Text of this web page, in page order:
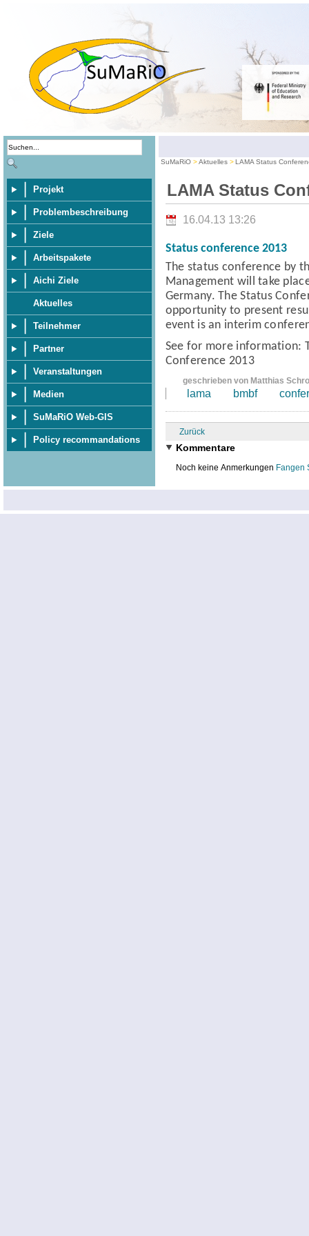
Projekt
Problembeschreibung
Ziele
Arbeitspakete
Aichi Ziele
Aktuelles
Teilnehmer
Partner
Veranstaltungen
Medien
SuMaRiO Web-GIS
Policy recommandations
SuMaRiO Aktuelles LAMA Status
LAMA Status
16.04.13 13:26
Status conference 2013
The status conference by
Management will take
Germany.The Status
opportunity to present
event is an interim
See for more information:
Conference 2013
geschrieben von Matthias
lama bmbf
Zurück
Kommentare
Noch keine Anmerkungen Fangen